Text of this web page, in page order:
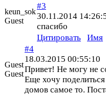
keun_sok
Guest
#3
30.11.2014
спасибо
Цитировать
Имя
Guest
Guest
#4
18.03.2015 00:55:10
Привет! Не могу не
Еще хочу
домов самое то.